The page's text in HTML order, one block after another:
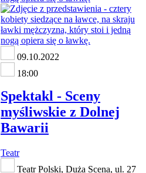
09.10.2022
18:00
Spektakl - Sceny
myśliwskie z Dolnej
Bawarii
Teatr
Teatr Polski, Duża Scena, ul. 27